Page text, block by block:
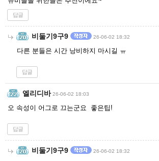
답글
비둘기9구9 26-06-02 18:32
다른 분들은 시간 낭비하지 마시길 ㅠ
답글
엘리디바 26-06-02 18:03
오 속성이 어그로 끄는군요 좋은팁!
답글
비둘기9구9 26-06-02 18:32